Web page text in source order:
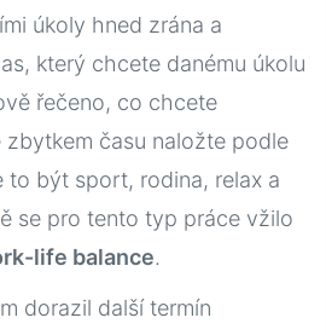
úkoly hned zrána a
který chcete danému úkolu
řečeno, co chcete
zbytkem času naložte podle
to být sport, rodina, relax a
se pro tento typ práce vžilo
life balance.
dorazil další termín